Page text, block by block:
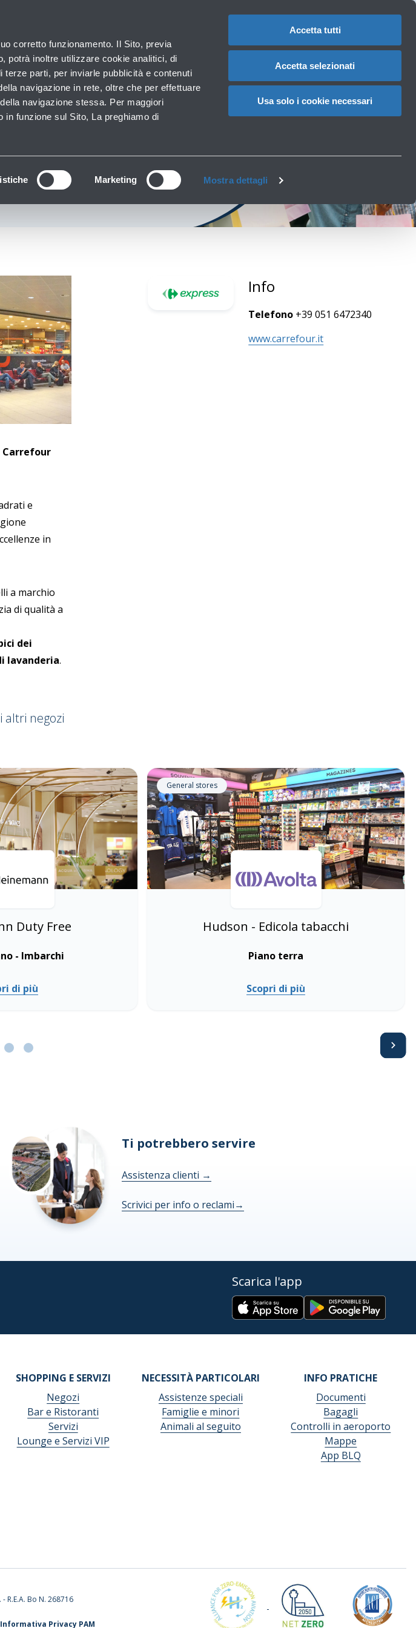
corretto funzionamento. Il Sito, previa
potrà inoltre utilizzare cookie analitici, di
parti, per inviarle pubblicità e contenuti
navigazione in rete, oltre che per effettuare
navigazione stessa. Per maggiori
funzione sul Sito, La preghiamo di
Marketing Mostra dettagli
Accetta tutti
Accetta selezionati
Usa solo i cookie necessari
CAMBIA
l'aeroporto
e auto
In aeroporto
Lounge, shopping e servizi
Necessità particolari
Accessibilità, Famiglie, Animali Carrello
stores
in aeroporto
terra
Carrefour
e
in
a marchio
di qualità a
dei
lavanderia.
Info
Telefono +39 051 6472340
www.carrefour.it
altri negozi
Duty Free
- Imbarchi
di più
General stores
Hudson - Edicola tabacchi
Piano terra
Scopri di più
Avanti
Ti potrebbero servire
Assistenza clienti →
Scrivici per info o reclami→
Scarica l'app
SHOPPING E SERVIZI
Negozi
Bar e Ristoranti
Servizi
Lounge e Servizi VIP
NECESSITÀ PARTICOLARI
Assistenze speciali
Famiglie e minori
Animali al seguito
INFO PRATICHE
Documenti
Bagagli
Controlli in aeroporto
Mappe
App BLQ
R.E.A. Bo N. 268716
Informativa Privacy PAM